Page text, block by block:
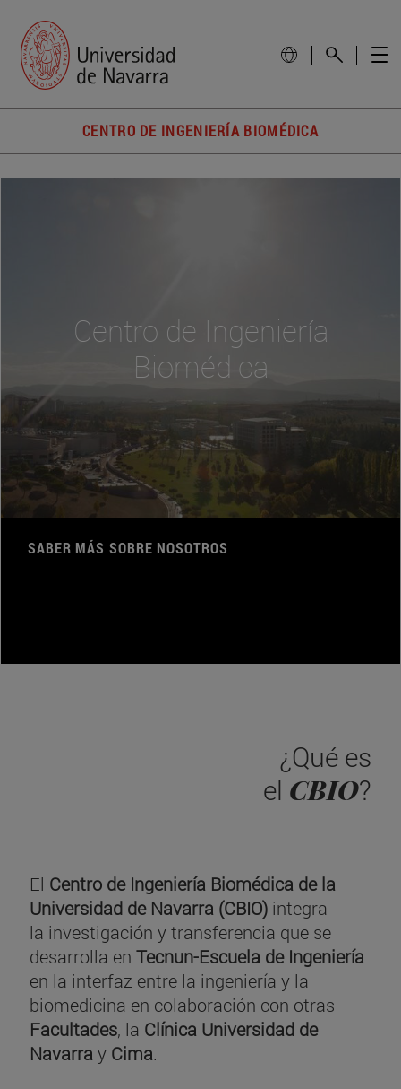
CENTRO DE INGENIERÍA BIOMÉDICA
Centro de Ingeniería
Biomédica
SABER MÁS SOBRE NOSOTROS
¿Qué es
el CBIO?
El Centro de Ingeniería Biomédica de la
Universidad de Navarra (CBIO) integra
la investigación y transferencia que se
desarrolla en Tecnun-Escuela de Ingeniería
en la interfaz entre la ingeniería y la
biomedicina en colaboración con otras
Facultades, la Clínica Universidad de
Navarra y Cima.